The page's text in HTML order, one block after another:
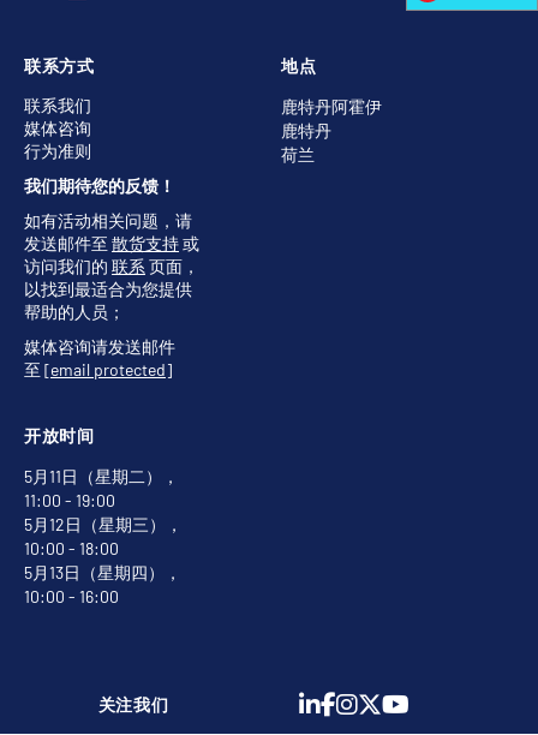
地点
鹿特丹阿霍伊
鹿特丹
荷兰
开放时间
5月11日（星期二），
11:00 - 19:00
5月12日（星期三），
10:00 - 18:00
5月13日（星期四），
10:00 - 16:00
联系方式
联系我们
媒体咨询
行为准则
我们期待您的反馈！
如有活动相关问题，请
发送邮件至 散货支持或
访问我们的 联系 页面，
以找到最适合为您提供
帮助的人员；
媒体咨询请发送邮件
至 [email protected]
关注我们